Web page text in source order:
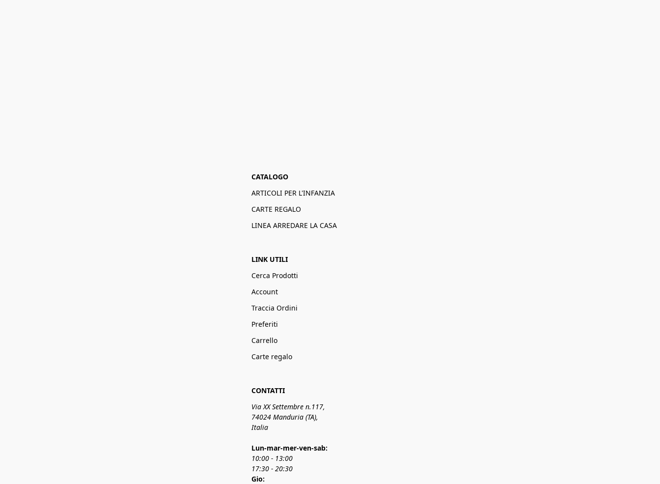
CATALOGO
ARTICOLI PER L'INFANZIA
CARTE REGALO
LINEA ARREDARE LA CASA
LINK UTILI
Cerca Prodotti
Account
Traccia Ordini
Preferiti
Carrello
Carte regalo
CONTATTI
Via XX Settembre n.117,
74024 Manduria (TA),
Italia
Lun-mar-mer-ven-sab:
10:00 - 13:00
17:30 - 20:30
Gio: